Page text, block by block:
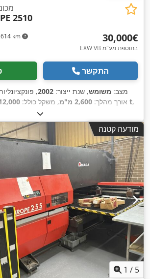
km
2510
‏30,000 ‏€
EXW VB בתוספת מע"מ
התקשר
מצב: משומש, שנת ייצור: 2002
,
אורך מהלך: 2,600 מ"מ , משקל כולל: 12,000 20 t,
מודעה קטנה
1 / 5